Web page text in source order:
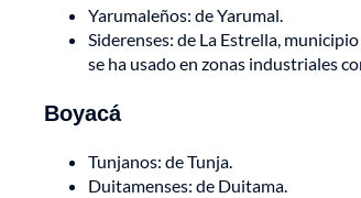
Yarumaleños: de Yarumal.
Siderenses: de La Estrella,
se ha usado en zonas industriales
Boyacá
Tunjanos: de Tunja.
Duitamenses: de Duitama.